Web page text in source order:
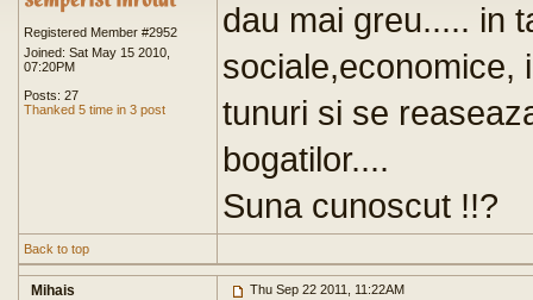
Registered Member #2952
Joined: Sat May 15 2010,
07:20PM
Posts: 27
Thanked 5 time in 3 post
dau mai greu..... in
sociale,economice,
tunuri si se
bogatilor....
Suna cunoscut !!?
Back to top
Mihais Thu Sep 22 2011, 11:22AM